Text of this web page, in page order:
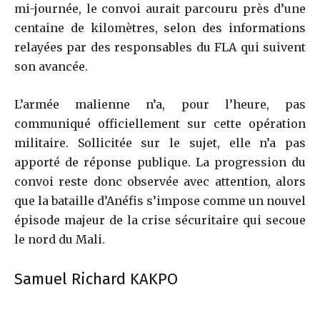
mi-journée, le convoi aurait parcouru près d’une
centaine de kilomètres, selon des informations
relayées par des responsables du FLA qui suivent
son avancée.
L’armée malienne n’a, pour l’heure, pas
communiqué officiellement sur cette opération
militaire. Sollicitée sur le sujet, elle n’a pas
apporté de réponse publique. La progression du
convoi reste donc observée avec attention, alors
que la bataille d’Anéfis s’impose comme un nouvel
épisode majeur de la crise sécuritaire qui secoue
le nord du Mali.
Samuel Richard KAKPO